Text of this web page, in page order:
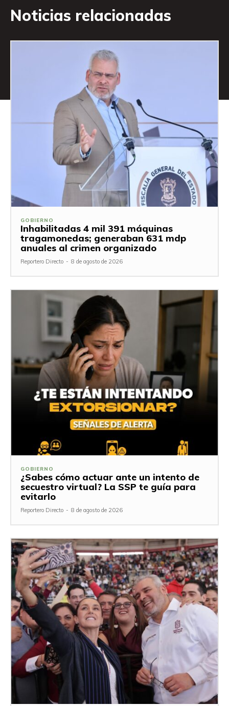
Noticias relacionadas
GOBIERNO
Inhabilitadas 4 mil 391 máquinas
tragamonedas; generaban 631 mdp
anuales al crimen organizado
Reportero Directo - 8 de agosto de 2026
GOBIERNO
¿Sabes cómo actuar ante un intento de
secuestro virtual? La SSP te guía para
evitarlo
Reportero Directo - 8 de agosto de 2026